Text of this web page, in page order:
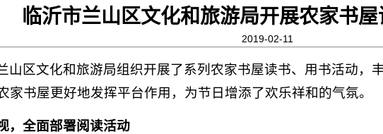
临沂市兰山区文化和旅游局开展农家书
2019-02-11
山区文化和旅游局组织开展了系列农家书屋读书、用书活动，
家书屋更好地发挥平台作用，为节日增添了欢乐祥和的气氛。
，全面部署阅读活动